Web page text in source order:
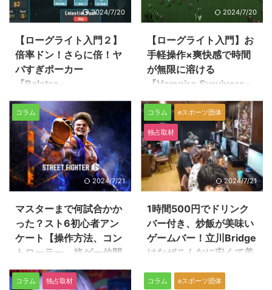
に換えると画面が凄く綺麗に見え
たりするので、気になった人はご
セサリー 安心おでかけセット
【期間限定セール】 お出かけ時
にNintendo Switchの持ち運びに
便利なポーチと お出かけでのキ
守るフィルムのセットが ホリス
トア会員限 ...
ります！ （以下、プレスリリー
スの内容をそのまま掲載していま
「REJECT」のPUBG MOBILE部
門が、賞金総額約93億円の
「Esports World Cup」に出場！
この度、プロeスポーツチーム
REJECT（本社：東京都文京区、
代表取締役：甲山 ...
2024/7/20
【ローグライト入門２】
倍率ドン！さらに倍！ヤ
バすぎポーカー
『Balatro』
前回の『Vampire Survivors』に
引き続き、ローグライトゲームを
紹介しちゃいます！ 「カードゲ
ームは難しい」をポーカーですべ
て解決 『Balatro』（バラトロ）
は、ポーカーをベースにしたロー
グライトゲーム。限られた手札交
換（ディスカード）とハンド（役
されたスコアを稼いでいき、全
24ステージをクリアすることが
目的です。 PC、Nintendo
Switch、PS4/5、Xbox Series
で遊ぶことができます。 いわゆ
る"デッキ ...
2024/7/20
【ローグライト入門】お
手軽操作×爽快感で時間
が無限に溶ける
『Vampire Survivors』
近年大人気のジャンルになってい
る"ローグライト"。 ルールが複雑
に見えることも多いジャンルです
が、最近は簡単かつ奥深いタイト
ルが増えてきました。 今回は手
軽さではNo.1ともいえる一作をご
紹介しちゃいます。 ほぼ全機種
で500円、ということをまず覚え
『Vampire Survivors』（ヴァパ
イアサバイバーズ、ヴァンサバ）
の価格は、なんと499円。ちょっ
とジュースを買うのを我慢すれば
も気になった人は”とりあえず"購
入してみるのがオススメです。
コラム
2024/7/21
マスターまで何試合かか
った？スト6初心者アン
ケート【操作方法、コン
トローラー、格ゲー仲間
etc…】
「自分もマスターまで行けるか
コラム eスポーツ団体
独占取材
2024/7/21
1時間500円でドリンク
バー付き、炒飯が美味い
ゲームバー！立川Bridge
はなぜこんなに安くて美
東京都立川市にあるゲームバー、
コラム 独占取材 コラム eスポーツ団体